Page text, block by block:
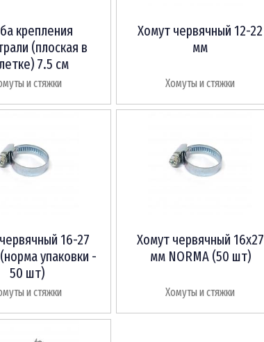
крепления
(плоская в
7.5 см
и стяжки
Хомут червячный 12-22
мм
Хомуты и стяжки
16-27
упаковки -
50 шт)
и стяжки
Хомут червячный 16х27
мм NORMA (50 шт)
Хомуты и стяжки